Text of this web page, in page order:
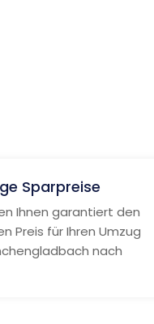
Sparpreise
Ihnen garantiert den
Preis für Ihren Umzug
nach